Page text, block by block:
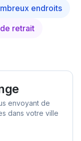
endroits
retrait
envoyant de
dans votre ville